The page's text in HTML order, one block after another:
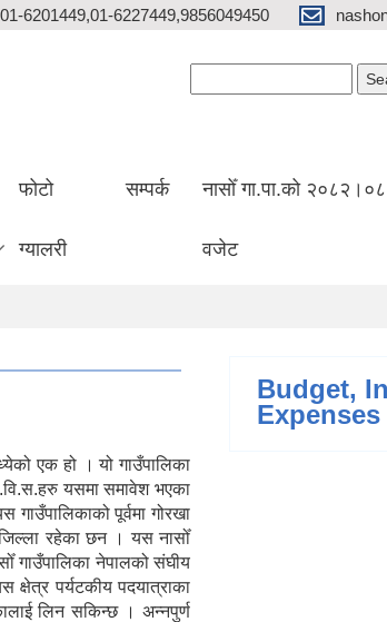
01-6201449,01-6227449,9856049450
फोटो
ग्यालरी
सम्पर्क नासोँ गा.पा.को
वजेट
एक हो । यो गाउँपालिका
यसमा समावेश भएका
पूर्वमा गोरखा
जिल्ला रहेका छन । यस नासोँ
गाउँपालिका नेपालको संघीय
क्षेत्र पर्यटकीय पदयात्राका
लिन सकिन्छ । अन्नपुर्ण
Budget,
Expenses